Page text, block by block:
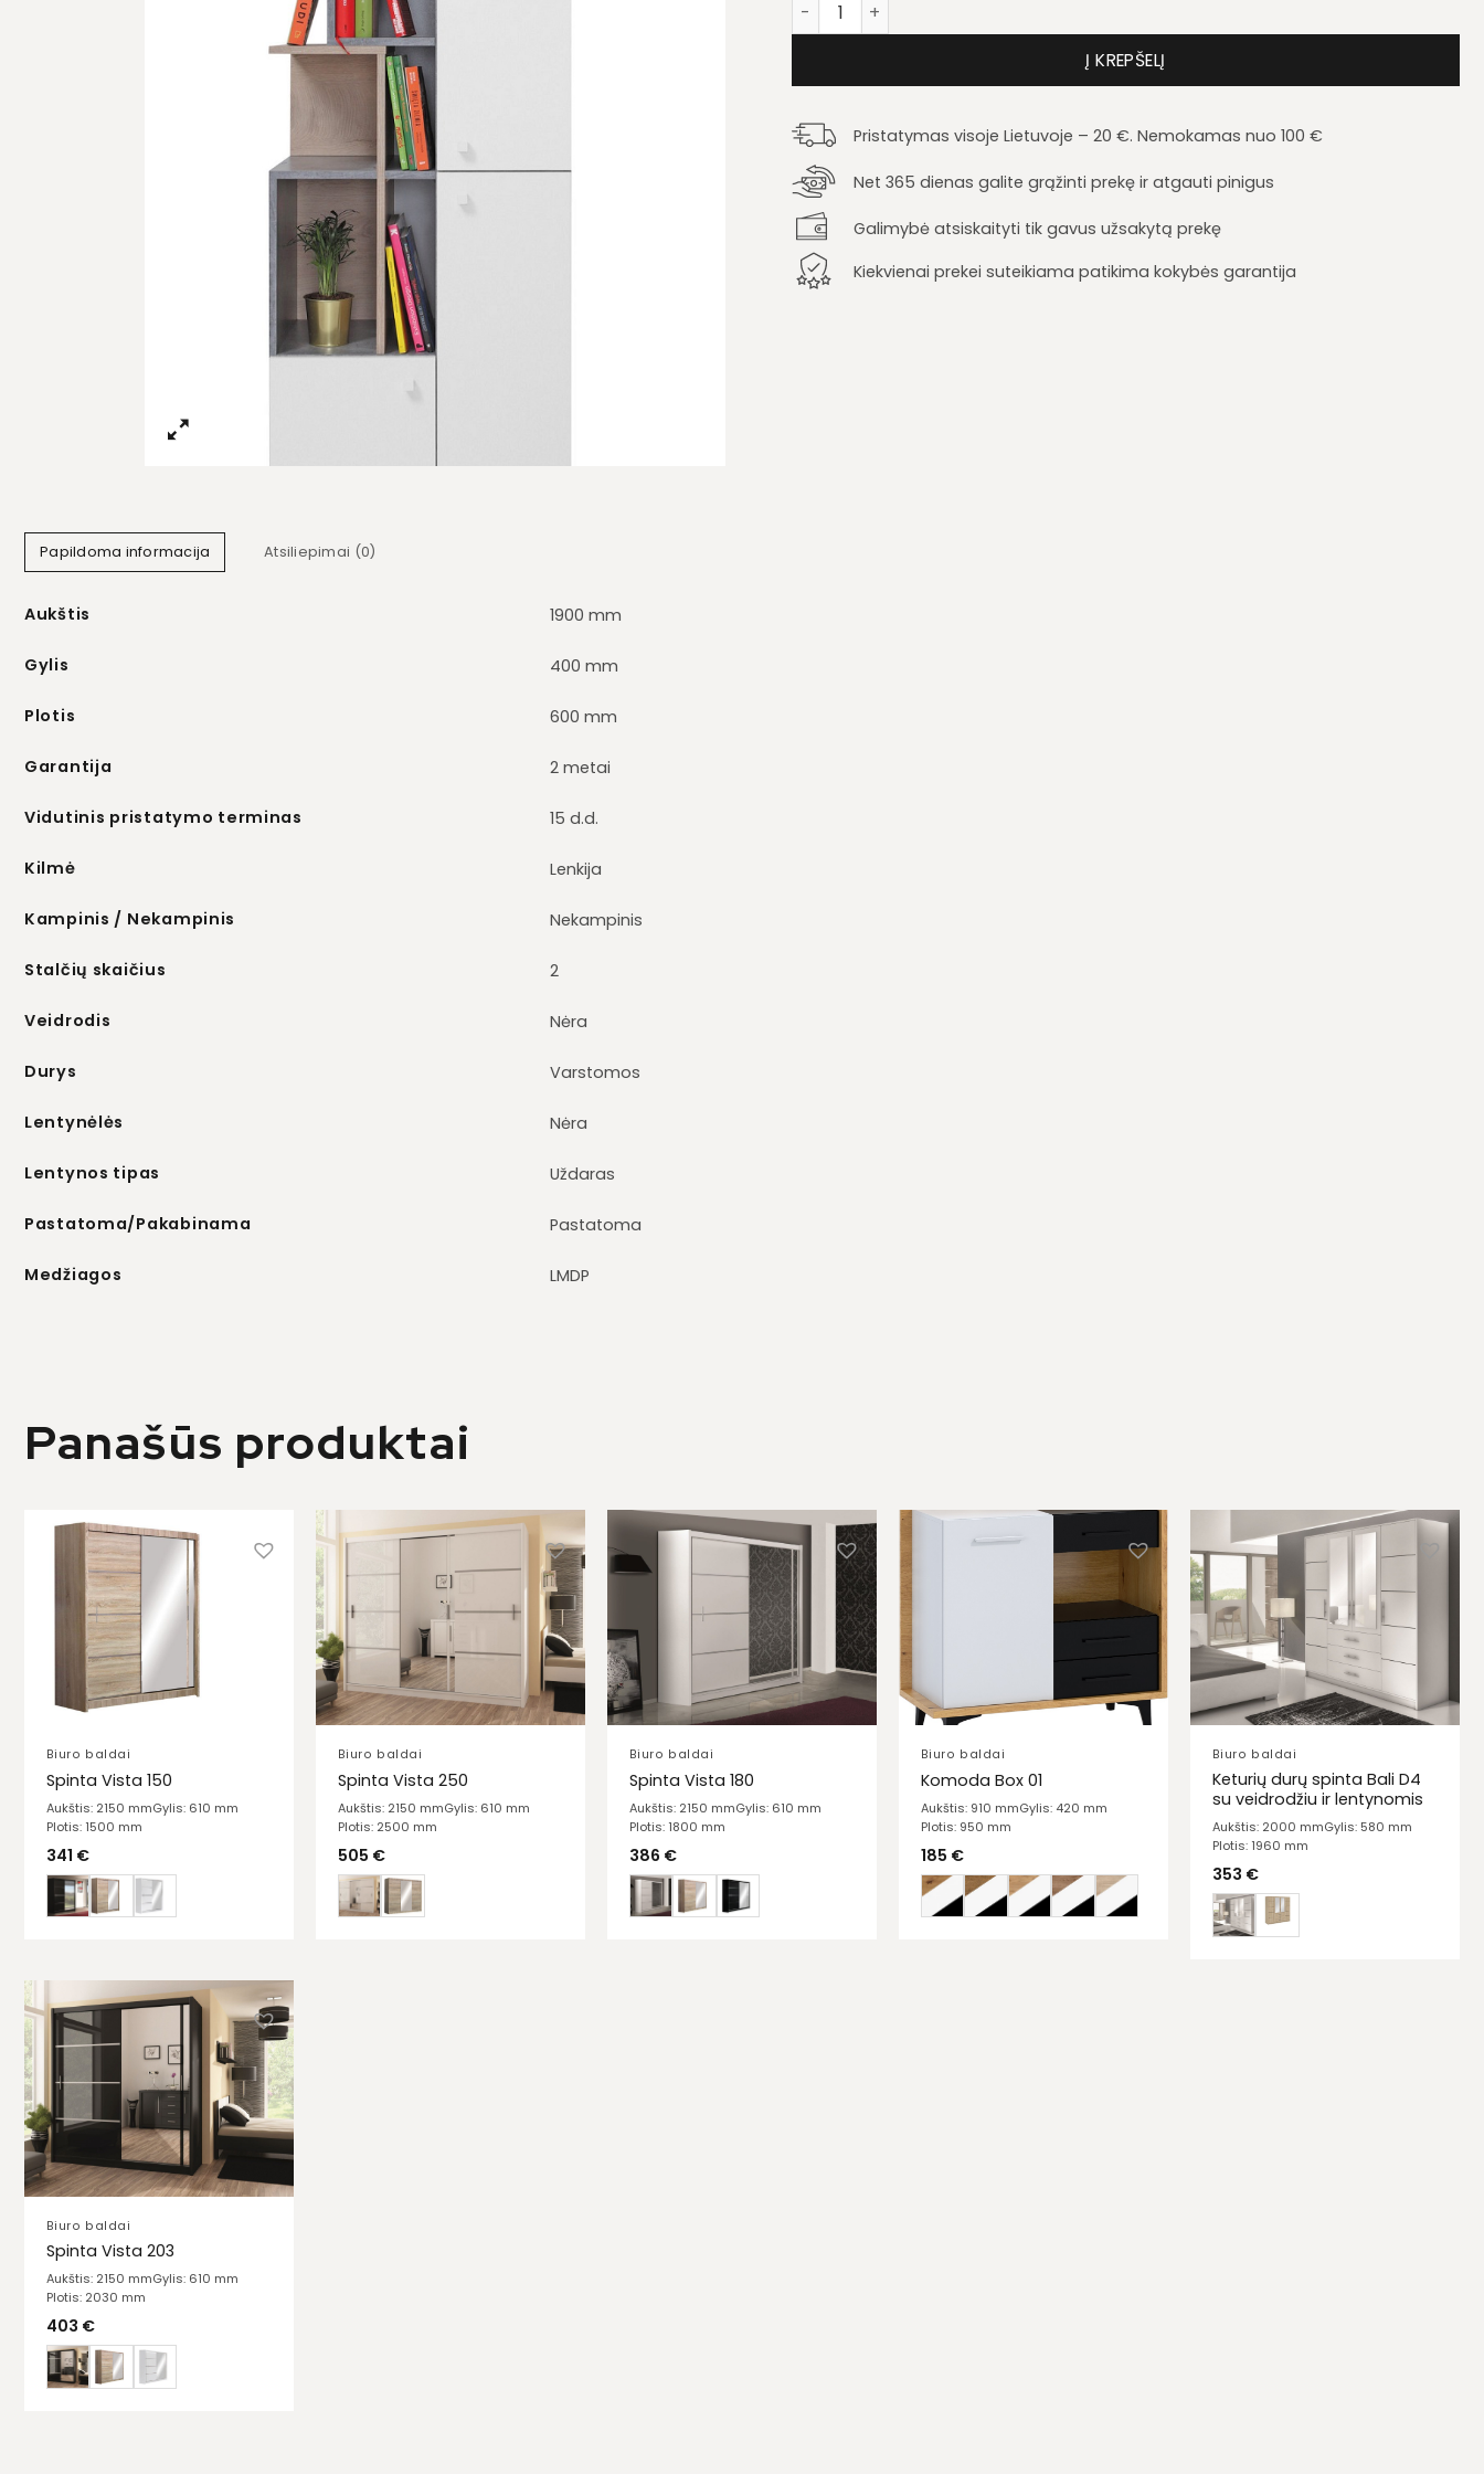
Papildoma informacija Atsiliepimai (0)
Aukštis 1900 mm
Gylis 400 mm
Plotis 600 mm
Garantija 2 metai
Vidutinis pristatymo terminas 15 d.d.
Kilmė Lenkija
Kampinis / Nekampinis Nekampinis
Stalčių skaičius 2
Veidrodis Nėra
Durys Varstomos
Lentynėlės Nėra
Lentynos tipas Uždaras
Pastatoma/Pakabinama Pastatoma
Medžiagos LMDP
Į KREPŠELĮ
Pristatymas visoje Lietuvoje – 20 €. Nemokamas nuo 100 €
Net 365 dienas galite grąžinti prekę ir atgauti pinigus
Galimybė atsiskaityti tik gavus užsakytą prekę
Kiekvienai prekei suteikiama patikima kokybės garantija
Panašūs produktai
Biuro baldai
Spinta Vista 150
Aukštis: 2150 mmGylis: 610 mm
Plotis: 1500 mm
341 €
Biuro baldai
Spinta Vista 250
Aukštis: 2150 mmGylis: 610 mm
Plotis: 2500 mm
505 €
Biuro baldai
Spinta Vista 180
Aukštis: 2150 mmGylis: 610 mm
Plotis: 1800 mm
386 €
Biuro baldai
Komoda Box 01
Aukštis: 910 mmGylis: 420 mm
Plotis: 950 mm
185 €
Biuro baldai
Keturių durų spinta Bali D4
su veidrodžiu ir lentynomis
Aukštis: 2000 mmGylis: 580 mm
Plotis: 1960 mm
353 €
Biuro baldai
Spinta Vista 203
Aukštis: 2150 mmGylis: 610 mm
Plotis: 2030 mm
403 €